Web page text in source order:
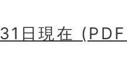
日現在